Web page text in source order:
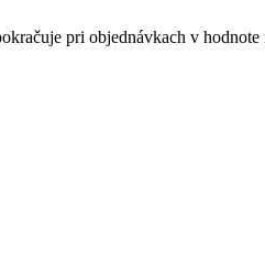
pri objednávkach v